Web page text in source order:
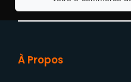
À Propos